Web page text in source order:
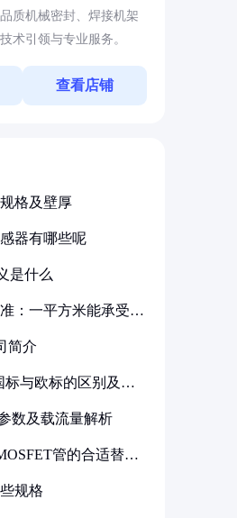
质机械密封、焊接机架
术引领与专业服务。
查看店铺
格及壁厚
器有哪些呢
是什么
：一平方米能承受多
简介
标与欧标的区别及其
数及载流量解析
管的合适替代
规格